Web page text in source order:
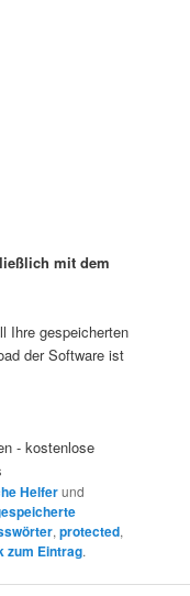
mit dem
Ihre gespeicherten
der Software ist
- kostenlose
Helferund
,protected,
zum Eintrag.